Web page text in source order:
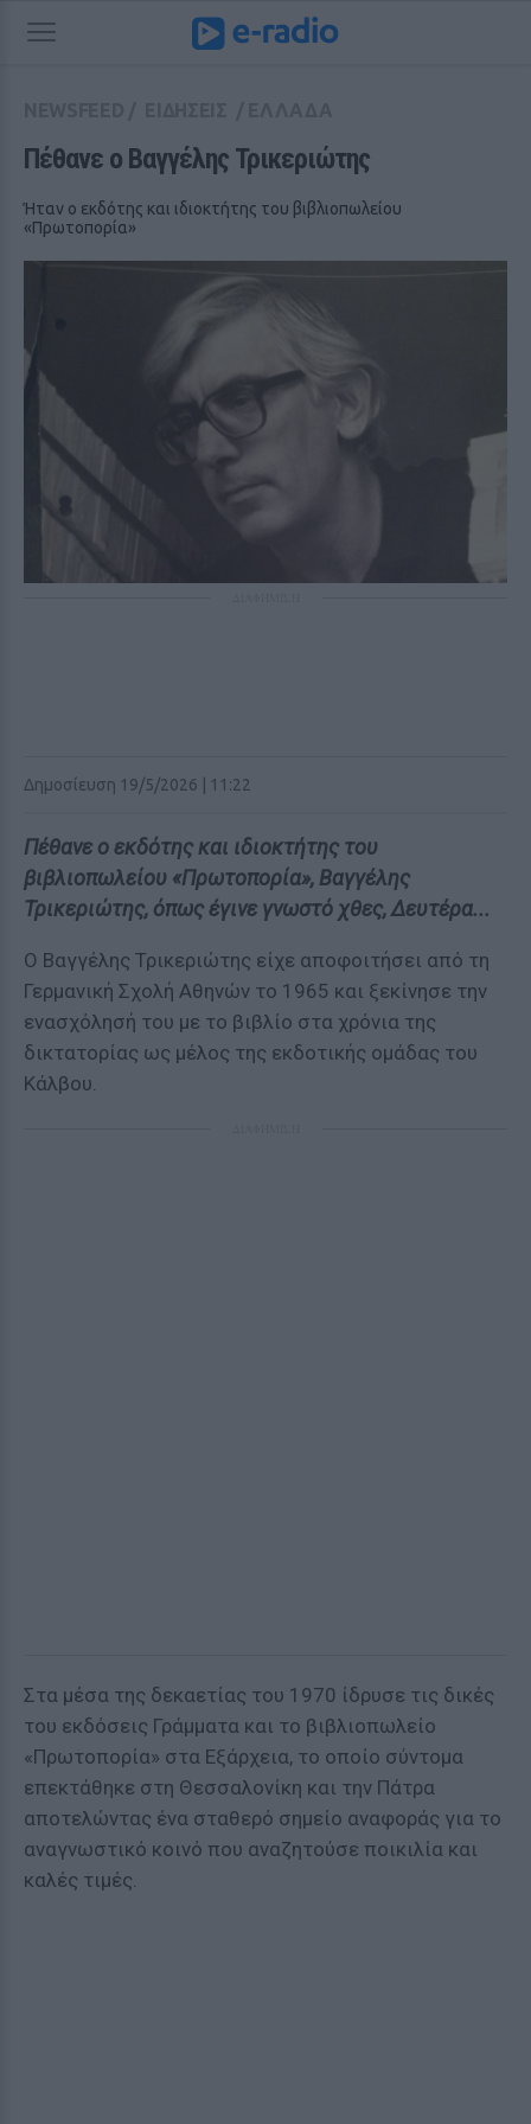
Πέθανε ο Βαγγέλης Τρικεριώτης
Ήταν ο εκδότης και ιδιοκτήτης του βιβλιοπωλείου
«Πρωτοπορία»
Δημοσίευση 19/5/2026 | 11:22
Πέθανε ο εκδότης και ιδιοκτήτης του
βιβλιοπωλείου «Πρωτοπορία», Βαγγέλης
Τρικεριώτης, όπως έγινε γνωστό χθες, Δευτέρα...
Ο Βαγγέλης Τρικεριώτης είχε αποφοιτήσει από τη
Γερμανική Σχολή Αθηνών το 1965 και ξεκίνησε την
ενασχόλησή του με το βιβλίο στα χρόνια της
δικτατορίας ως μέλος της εκδοτικής ομάδας του
Κάλβου.
Στα μέσα της δεκαετίας του 1970 ίδρυσε τις δικές
του εκδόσεις Γράμματα και το βιβλιοπωλείο
«Πρωτοπορία» στα Εξάρχεια, το οποίο σύντομα
επεκτάθηκε στη Θεσσαλονίκη και την Πάτρα
αποτελώντας ένα σταθερό σημείο αναφοράς για το
αναγνωστικό κοινό που αναζητούσε ποικιλία και
καλές τιμές.